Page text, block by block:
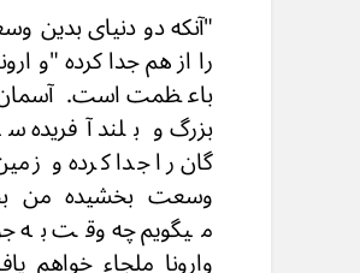
"آنکه دو دنیای بدین
را از هم جدا کرده "و
باعظمت است.
بزرگ و بلند آفریده
گان را جدا کرده و
وسعت بخشیده من
میگویم چه وقت به
وارونا ملجاء خواهم